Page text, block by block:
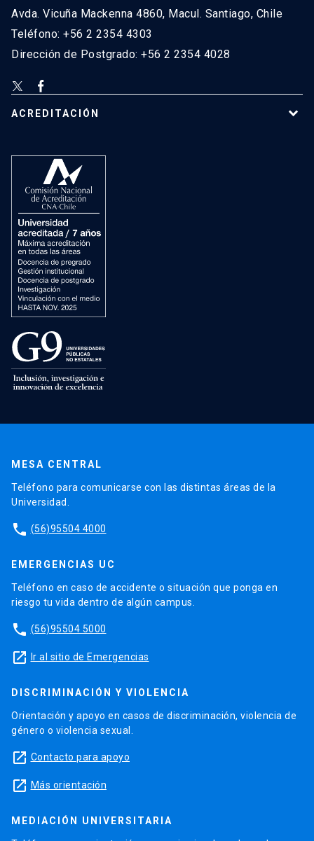
Avda. Vicuña Mackenna 4860, Macul. Santiago, Chile
Teléfono: +56 2 2354 4303
Dirección de Postgrado: +56 2 2354 4028
ACREDITACIÓN
MESA CENTRAL
Teléfono para comunicarse con las distintas áreas de la
Universidad.
phone (56)95504 4000
EMERGENCIAS UC
Teléfono en caso de accidente o situación que ponga en
riesgo tu vida dentro de algún campus.
phone (56)95504 5000
launch Ir al sitio de Emergencias
DISCRIMINACIÓN Y VIOLENCIA
Orientación y apoyo en casos de discriminación, violencia de
género o violencia sexual.
launch Contacto para apoyo
launch Más orientación
MEDIACIÓN UNIVERSITARIA